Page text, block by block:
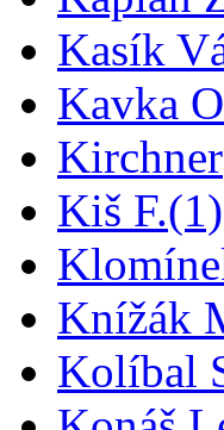
Kasík
Kavka
Kirchner
Kiš F.(1)
Knížák
Kolíbal